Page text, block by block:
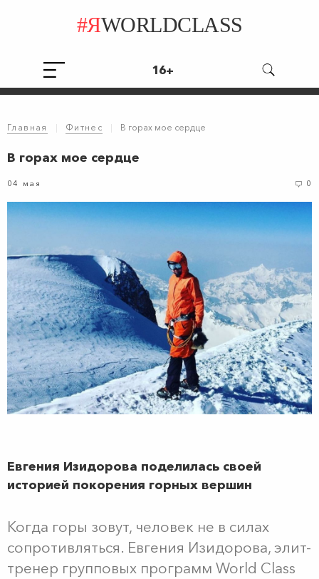
#ЯWORLDCLASS
16+
Главная | Фитнес | В горах мое сердце
В горах мое сердце
04 мая 0
Евгения Изидорова поделилась своей
историей покорения горных вершин
Когда горы зовут, человек не в силах
сопротивляться. Евгения Изидорова, элит-
тренер групповых программ World Class